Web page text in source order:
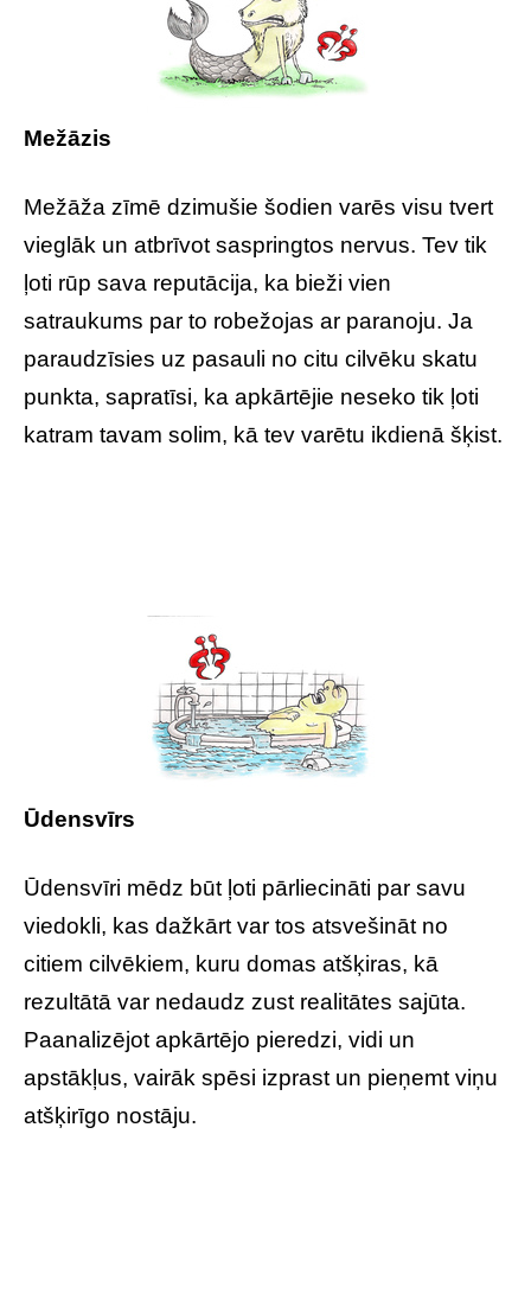
Mežāzis
Mežāža zīmē dzimušie šodien varēs visu tvert
vieglāk un atbrīvot saspringtos nervus. Tev tik
ļoti rūp sava reputācija, ka bieži vien
satraukums par to robežojas ar paranoju. Ja
paraudzīsies uz pasauli no citu cilvēku skatu
punkta, sapratīsi, ka apkārtējie neseko tik ļoti
katram tavam solim, kā tev varētu ikdienā šķist.
Ūdensvīrs
Ūdensvīri mēdz būt ļoti pārliecināti par savu
viedokli, kas dažkārt var tos atsvešināt no
citiem cilvēkiem, kuru domas atšķiras, kā
rezultātā var nedaudz zust realitātes sajūta.
Paanalizējot apkārtējo pieredzi, vidi un
apstākļus, vairāk spēsi izprast un pieņemt viņu
atšķirīgo nostāju.